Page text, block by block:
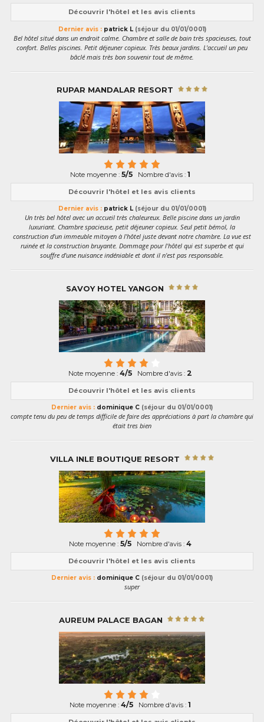
Découvrir l'hôtel et les avis clients
Dernier avis :patrick L (séjour du 01/01/0001)
Bel hôtel situé dans un endroit calme. Chambre et salle de bain très spacieuses, tout
confort. Belles piscines. Petit déjeuner copieux. Très beaux jardins. L'accueil un peu
bâclé mais très bon souvenir tout de même.
RUPAR MANDALAR RESORT
Note moyenne : 5/5 Nombre d'avis : 1
Découvrir l'hôtel et les avis clients
Dernier avis :patrick L (séjour du 01/01/0001)
Un très bel hôtel avec un accueil très chaleureux. Belle piscine dans un jardin
luxuriant. Chambre spacieuse, petit déjeuner copieux. Seul petit bémol, la
construction d'un immeuble mitoyen à l'hôtel juste devant notre chambre. La vue est
ruinée et la construction bruyante. Dommage pour l'hôtel qui est superbe et qui
souffre d'une nuisance indéniable et dont il n'est pas responsable.
SAVOY HOTEL YANGON
Note moyenne : 4/5 Nombre d'avis : 2
Découvrir l'hôtel et les avis clients
Dernier avis : dominique C (séjour du 01/01/0001)
compte tenu du peu de temps difficile de faire des appréciations à part la chambre qui
était tres bien
VILLA INLE BOUTIQUE RESORT
Note moyenne : 5/5 Nombre d'avis : 4
Découvrir l'hôtel et les avis clients
Dernier avis : dominique C (séjour du 01/01/0001)
super
AUREUM PALACE BAGAN
Note moyenne : 4/5 Nombre d'avis : 1